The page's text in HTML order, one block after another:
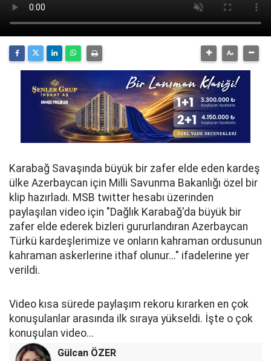
Karabağ Savaşında büyük bir zafer elde eden kardeş
ülke Azerbaycan için Milli Savunma Bakanlığı özel bir
klip hazırladı. MSB twitter hesabı üzerinden
paylaşılan video için "Dağlık Karabağ'da büyük bir
zafer elde ederek bizleri gururlandıran Azerbaycan
Türkü kardeşlerimize ve onların kahraman ordusunun
kahraman askerlerine ithaf olunur..." ifadelerine yer
verildi.
Video kısa sürede paylaşım rekoru kırarken en çok
konuşulanlar arasında ilk sıraya yükseldi. İşte o çok
konuşulan video...
Gülcan ÖZER